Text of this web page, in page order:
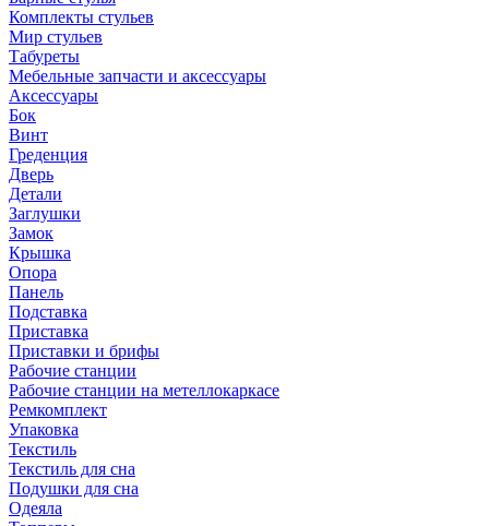
Комплекты стульев
Мир стульев
Табуреты
Мебельные запчасти и аксессуары
Аксессуары
Бок
Винт
Греденция
Дверь
Детали
Заглушки
Замок
Крышка
Опора
Панель
Подставка
Приставка
Приставки и брифы
Рабочие станции
Рабочие станции на метеллокаркасе
Ремкомплект
Упаковка
Текстиль
Текстиль для сна
Подушки для сна
Одеяла